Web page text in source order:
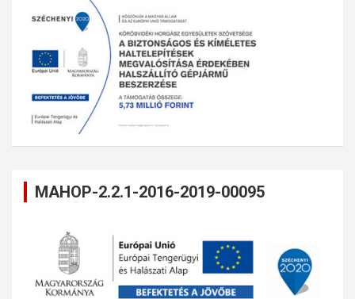
MAHOP-2.2.1-2016-2019-00095